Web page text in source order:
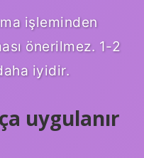
işleminden
önerilmez. 1-2
iyidir.
uygulanır